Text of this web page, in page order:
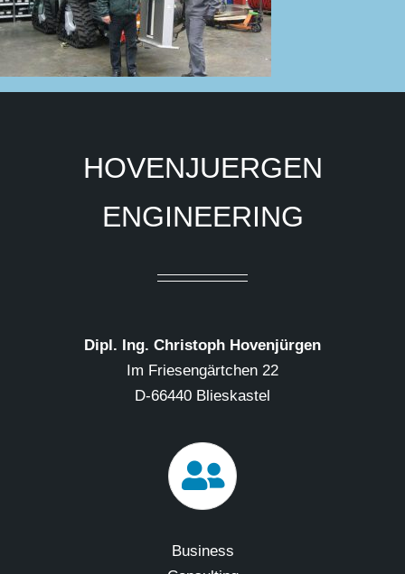
HOVENJUERGEN
ENGINEERING
Dipl. Ing. Christoph Hovenjürgen
Im Friesengärtchen 22
D-66440 Blieskastel
Business